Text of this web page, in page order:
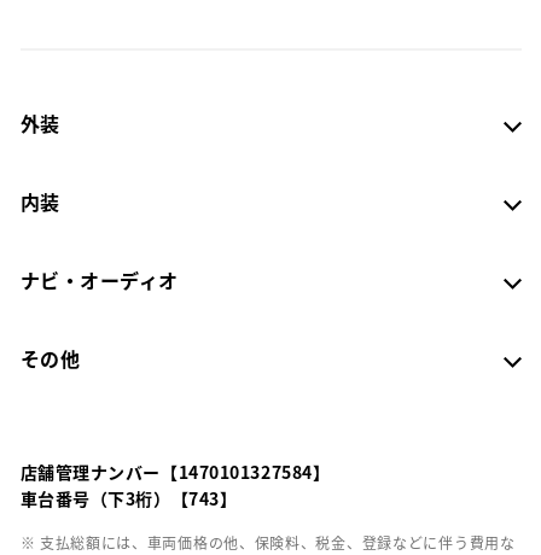
外装
内装
ナビ・オーディオ
その他
店舗管理ナンバー【1470101327584】
車台番号（下3桁）【743】
※ 支払総額には、車両価格の他、保険料、税金、登録などに伴う費用な